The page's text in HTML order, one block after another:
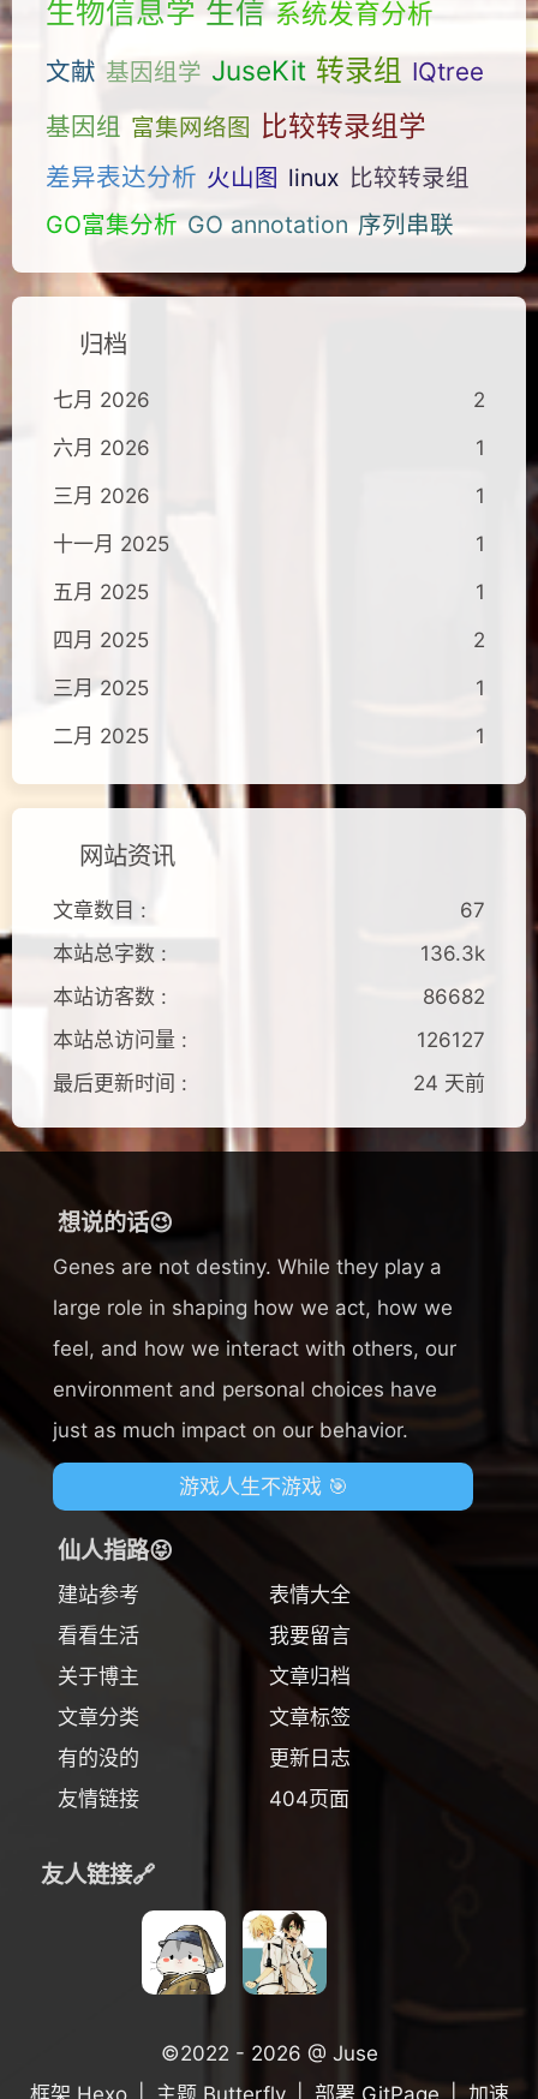
生物信息学 生信 系统发育分析
文献 基因组学 JuseKit 转录组 IQtree
基因组 富集网络图 比较转录组学
差异表达分析 火山图 linux 比较转录组
GO富集分析 GO annotation 序列串联
归档
七月 2026
2
六月 2026
1
三月 2026
1
十一月 2025
1
五月 2025
1
四月 2025
2
三月 2025
1
二月 2025
1
网站资讯
文章数目 :
67
本站总字数 :
136.3k
本站访客数 :
86682
本站总访问量 :
126127
最后更新时间 :
24 天前
想说的话😉
Genes are not destiny. While they play a
large role in shaping how we act, how we
feel, and how we interact with others, our
environment and personal choices have
just as much impact on our behavior.
游戏人生不游戏 🎯
仙人指路😝
建站参考
表情大全
看看生活
我要留言
关于博主
文章归档
文章分类
文章标签
有的没的
更新日志
友情链接
404页面
友人链接🔗
©2022 - 2026 @ Juse
框架 Hexo 主题 Butterfly 部署 GitPage 加速